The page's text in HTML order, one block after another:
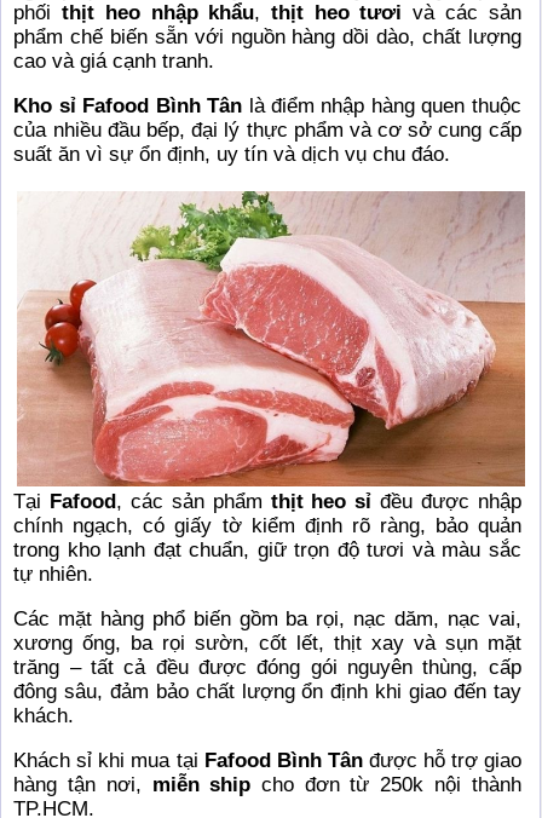
phốithịt heo nhập khẩu,thịt heo tươi và các sản
phẩm chế biến sẵn với nguồn hàng dồi dào, chất lượng
cao và giá cạnh tranh.
Kho sỉ Fafood Bình Tân là điểm nhập hàng quen thuộc
của nhiều đầu bếp, đại lý thực phẩm và cơ sở cung cấp
suất ăn vì sự ổn định, uy tín và dịch vụ chu đáo.
Tại Fafood, các sản phẩm thịt heo sỉ đều được nhập
chính ngạch, có giấy tờ kiểm định rõ ràng, bảo quản
trong kho lạnh đạt chuẩn, giữ trọn độ tươi và màu sắc
tự nhiên.
Các mặt hàng phổ biến gồm ba rọi, nạc dăm, nạc vai,
xương ống, ba rọi sườn, cốt lết, thịt xay và sụn mặt
trăng – tất cả đều được đóng gói nguyên thùng, cấp
đông sâu, đảm bảo chất lượng ổn định khi giao đến tay
khách.
Khách sỉ khi mua tại Fafood Bình Tânđược hỗ trợ giao
hàng tận nơi, miễn ship cho đơn từ 250k nội thành
TP.HCM.